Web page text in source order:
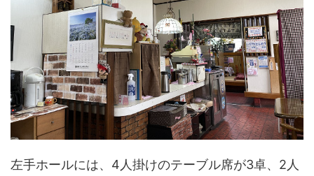
左手ホールには、4人掛けのテーブル席が3卓、2人